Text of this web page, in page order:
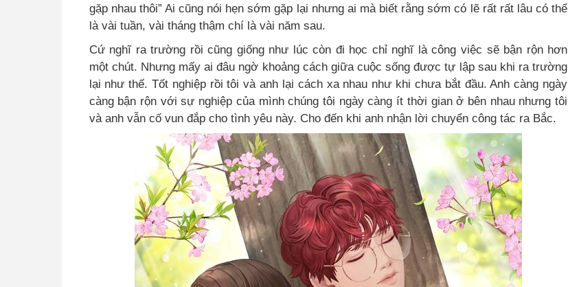
gặp nhau thôi” Ai cũng nói hẹn sớm gặp lại nhưng ai mà biết rằng sớm có lẽ rất rất lâu có thể
là vài tuần, vài tháng thậm chí là vài năm sau.
Cứ nghĩ ra trường rồi cũng giống như lúc còn đi học chỉ nghĩ là công việc sẽ bận rộn hơn
một chút. Nhưng mấy ai đâu ngờ khoảng cách giữa cuộc sống được tự lập sau khi ra trường
lại như thế. Tốt nghiệp rồi tôi và anh lại cách xa nhau như khi chưa bắt đầu. Anh càng ngày
càng bận rộn với sự nghiệp của mình chúng tôi ngày càng ít thời gian ở bên nhau nhưng tôi
và anh vẫn cố vun đắp cho tình yêu này. Cho đến khi anh nhận lời chuyển công tác ra Bắc.